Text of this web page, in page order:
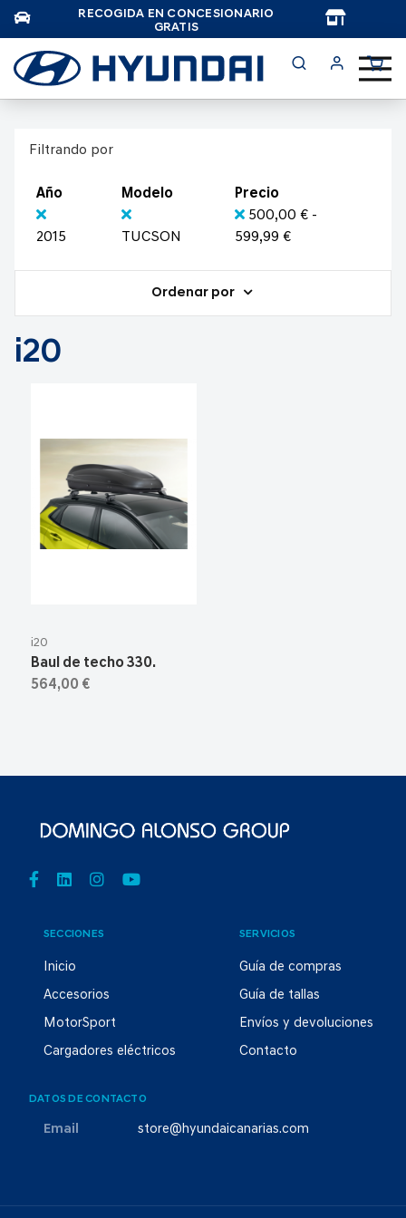
RECOGIDA EN CONCESIONARIO
GRATIS
Filtrando por
Año
2015
Modelo
TUCSON
Precio
500,00 € -
599,99 €
Ordenar por
i20
i20
Baul de techo 330.
564,00 €
SECCIONES
Inicio
Accesorios
MotorSport
Cargadores eléctricos
SERVICIOS
Guía de compras
Guía de tallas
Envíos y devoluciones
Contacto
DATOS DE CONTACTO
Email store@hyundaicanarias.com